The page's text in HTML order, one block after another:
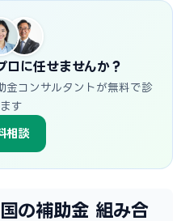
ロに任せませんか？
金コンサルタントが無料で診
す
相談
の補助金 組み合